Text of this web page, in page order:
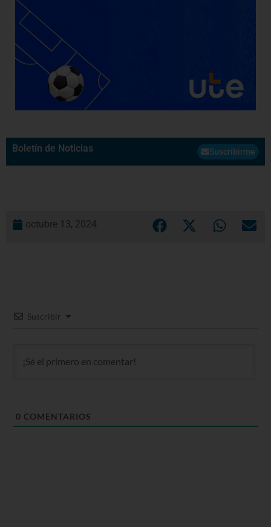
Boletín de Noticias Suscribirme
octubre 13, 2024
Suscribir
0 COMENTARIOS